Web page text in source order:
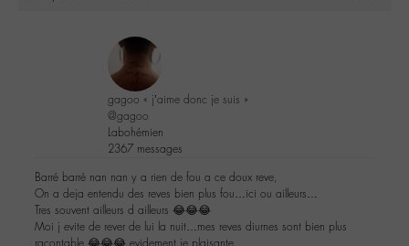
gagoo « j’aime donc je suis »
@gagoo
Labohémien
2367 messages
Barré barré nan nan y a rien de fou a ce doux reve,
On a deja entendu des reves bien plus fou…ici ou ailleurs…
Tres souvent ailleurs d ailleurs 😂😂😂
Moi j evite de rever de lui la nuit…mes reves diurnes sont bien plus